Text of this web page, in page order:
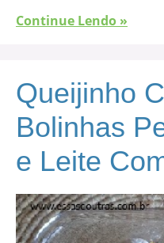
Continue Lendo »
Queijinho
Bolinhas
e Leite